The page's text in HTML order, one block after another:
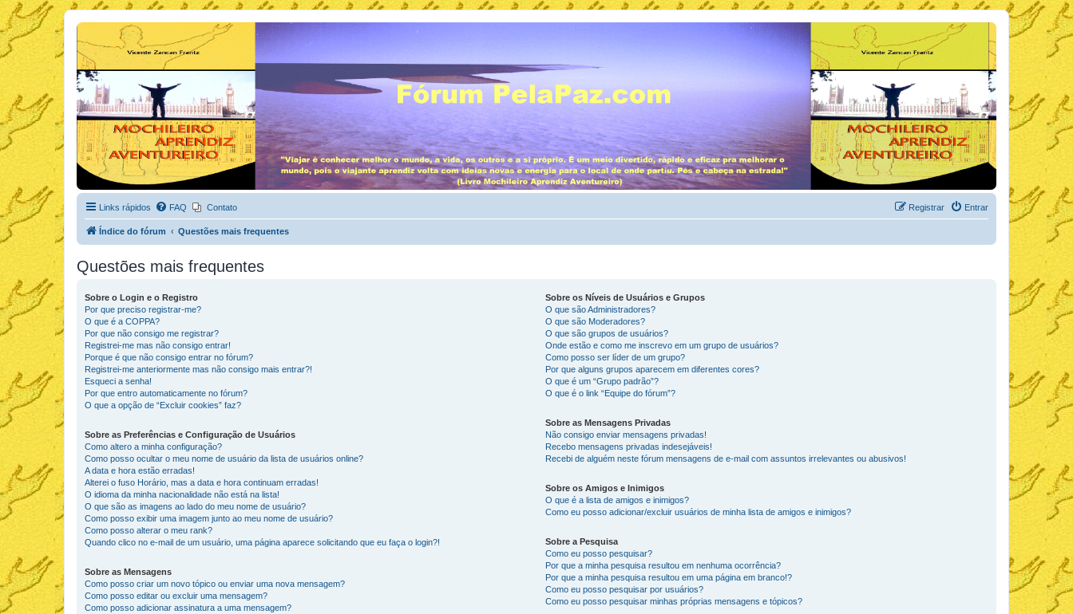
Links rápidos FAQ Contato Entrar
Registrar
Índice do fórum Questões mais frequentes
Questões mais frequentes
Sobre o Login e o Registro
Por que preciso registrar-me?
O que é a COPPA?
Por que não consigo me registrar?
Registrei-me mas não consigo entrar!
Porque é que não consigo entrar no fórum?
Registrei-me anteriormente mas não consigo mais entrar?!
Esqueci a senha!
Por que entro automaticamente no fórum?
O que a opção de “Excluir cookies” faz?
Sobre as Preferências e Configuração de Usuários
Como altero a minha configuração?
Como posso ocultar o meu nome de usuário da lista de usuários online?
A data e hora estão erradas!
Alterei o fuso Horário, mas a data e hora continuam erradas!
O idioma da minha nacionalidade não está na lista!
O que são as imagens ao lado do meu nome de usuário?
Como posso exibir uma imagem junto ao meu nome de usuário?
Como posso alterar o meu rank?
Quando clico no e-mail de um usuário, uma página aparece solicitando que eu faça o login?!
Sobre as Mensagens
Como posso criar um novo tópico ou enviar uma nova mensagem?
Como posso editar ou excluir uma mensagem?
Como posso adicionar assinatura a uma mensagem?
Sobre os Níveis de Usuários e Grupos
O que são Administradores?
O que são Moderadores?
O que são grupos de usuários?
Onde estão e como me inscrevo em um grupo de usuários?
Como posso ser líder de um grupo?
Por que alguns grupos aparecem em diferentes cores?
O que é um “Grupo padrão”?
O que é o link “Equipe do fórum”?
Sobre as Mensagens Privadas
Não consigo enviar mensagens privadas!
Recebo mensagens privadas indesejáveis!
Recebi de alguém neste fórum mensagens de e-mail com assuntos irrelevantes ou abusivos!
Sobre os Amigos e Inimigos
O que é a lista de amigos e inimigos?
Como eu posso adicionar/excluir usuários de minha lista de amigos e inimigos?
Sobre a Pesquisa
Como eu posso pesquisar?
Por que a minha pesquisa resultou em nenhuma ocorrência?
Por que a minha pesquisa resultou em uma página em branco!?
Como eu posso pesquisar por usuários?
Como eu posso pesquisar minhas próprias mensagens e tópicos?